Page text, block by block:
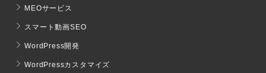
MEOサービス
スマート動画SEO
WordPress開発
WordPressカスタマイズ